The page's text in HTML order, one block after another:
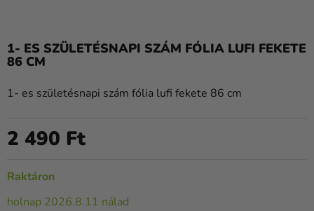
Újdonság
Ajándékok
Kreatív
1- ES SZÜLETÉSNAPI SZÁM FÓLIA LUFI FEKETE
86 CM
1- es születésnapi szám fólia lufi fekete 86 cm
Raktáron
holnap 2026.8.11 nálad
2 490 FtEgységár: